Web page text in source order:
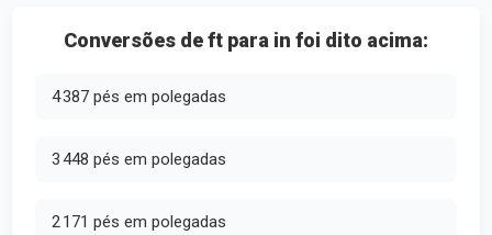
Conversões de ft para in foi dito acima:
4 387 pés em polegadas
3 448 pés em polegadas
2 171 pés em polegadas